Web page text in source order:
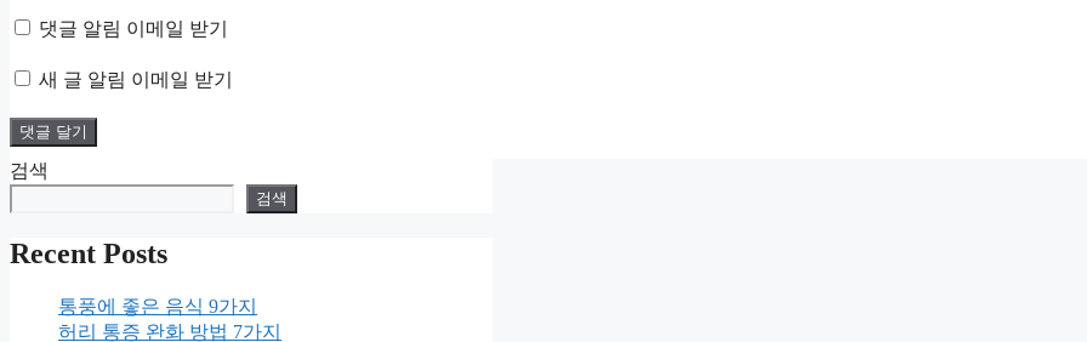
댓글 알림 이메일 받기
새 글 알림 이메일 받기
검색
검색
Recent Posts
통풍에 좋은 음식 9가지
허리 통증 완화 방법 7가지